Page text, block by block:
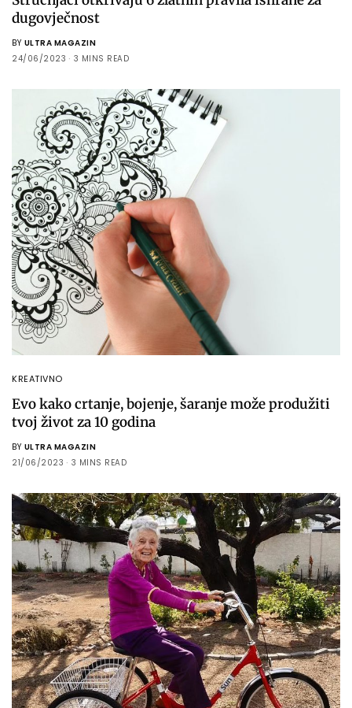
dugovječnost
BY ULTRA MAGAZIN
24/06/2023
3 MINS READ
KREATIVNO
Evo kako crtanje, bojenje, šaranje može produžiti
tvoj život za 10 godina
BY ULTRA MAGAZIN
21/06/2023
3 MINS READ